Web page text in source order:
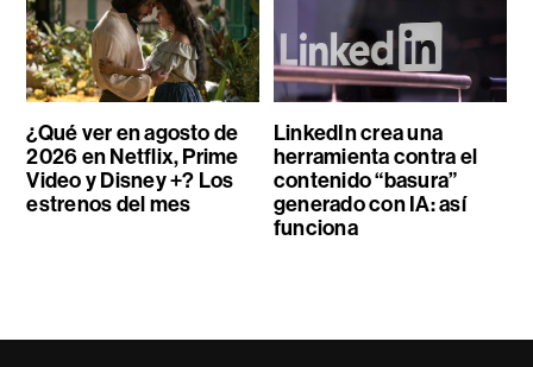
¿Qué ver en agosto de
2026 en Netflix, Prime
Video y Disney +? Los
estrenos del mes
LinkedIn crea una
herramienta contra el
contenido “basura”
generado con IA: así
funciona